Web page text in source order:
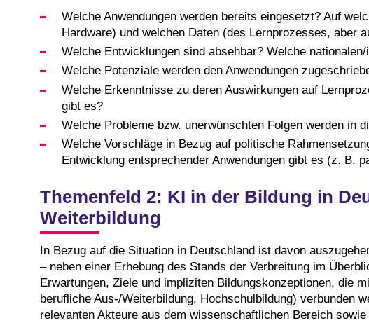
Welche Anwendungen werden bereits eingesetzt? Auf
Hardware) und welchen Daten (des Lernprozesses, aber
Welche Entwicklungen sind absehbar? Welche
Welche Potenziale werden den Anwendungen
Welche Erkenntnisse zu deren Auswirkungen auf
gibt es?
Welche Probleme bzw. unerwünschten Folgen werden in
Welche Vorschläge in Bezug auf politische
Entwicklung entsprechender Anwendungen gibt es (z. B.
Themenfeld 2: KI in der Bildung in
Weiterbildung
In Bezug auf die Situation in Deutschland ist davon
– neben einer Erhebung des Stands der Verbreitung im
Erwartungen, Ziele und impliziten Bildungskonzeptionen, die
berufliche Aus-/Weiterbildung, Hochschulbildung) verbunden
relevanten Akteure aus dem wissenschaftlichen Bereich